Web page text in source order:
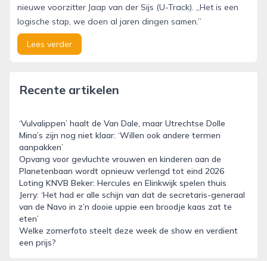
nieuwe voorzitter Jaap van der Sijs (U-Track). ,,Het is een
logische stap, we doen al jaren dingen samen.’’
Lees verder
Recente artikelen
‘Vulvalippen’ haalt de Van Dale, maar Utrechtse Dolle
Mina’s zijn nog niet klaar: ‘Willen ook andere termen
aanpakken’
Opvang voor gevluchte vrouwen en kinderen aan de
Planetenbaan wordt opnieuw verlengd tot eind 2026
Loting KNVB Beker: Hercules en Elinkwijk spelen thuis
Jerry: ‘Het had er alle schijn van dat de secretaris-generaal
van de Navo in z’n dooie uppie een broodje kaas zat te
eten’
Welke zomerfoto steelt deze week de show en verdient
een prijs?